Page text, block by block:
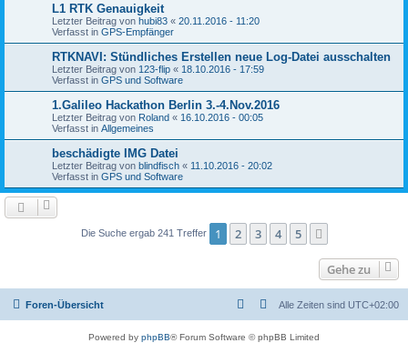
L1 RTK Genauigkeit
Letzter Beitrag von hubi83 « 20.11.2016 - 11:20
Verfasst in GPS-Empfänger
RTKNAVI: Stündliches Erstellen neue Log-Datei ausschalten
Letzter Beitrag von 123-flip « 18.10.2016 - 17:59
Verfasst in GPS und Software
1.Galileo Hackathon Berlin 3.-4.Nov.2016
Letzter Beitrag von Roland « 16.10.2016 - 00:05
Verfasst in Allgemeines
beschädigte IMG Datei
Letzter Beitrag von blindfisch « 11.10.2016 - 20:02
Verfasst in GPS und Software
Die Suche ergab 241 Treffer 1 2 3 4 5
Gehe zu
Foren-Übersicht Alle Zeiten sind UTC+02:00
Powered by phpBB® Forum Software © phpBB Limited